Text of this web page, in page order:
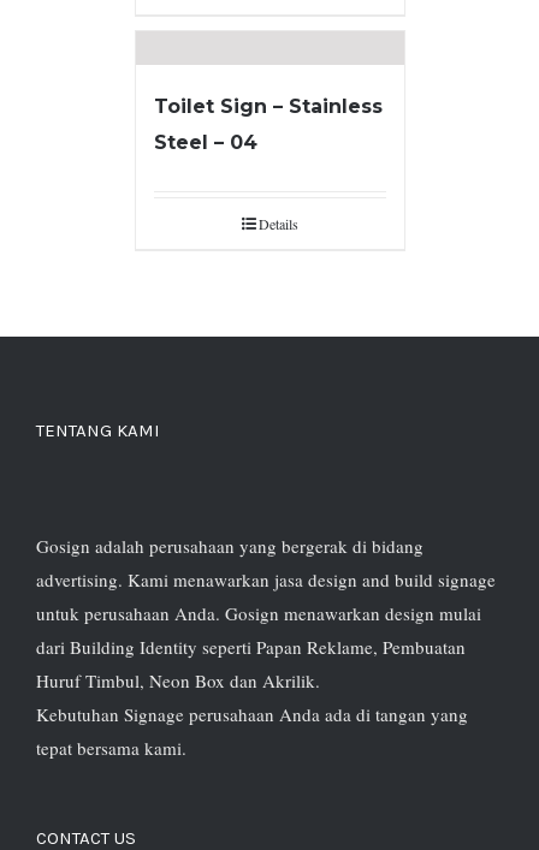
Toilet Sign – Stainless
Steel – 04
Details
TENTANG KAMI
Gosign adalah perusahaan yang bergerak di bidang
advertising. Kami menawarkan jasa design and build signage
untuk perusahaan Anda. Gosign menawarkan design mulai
dari Building Identity seperti Papan Reklame, Pembuatan
Huruf Timbul, Neon Box dan Akrilik.
Kebutuhan Signage perusahaan Anda ada di tangan yang
tepat bersama kami.
CONTACT US